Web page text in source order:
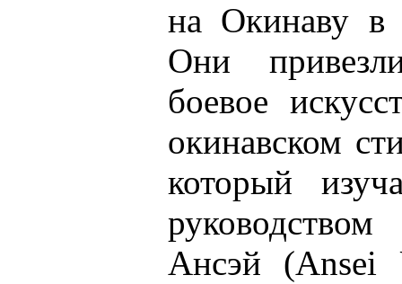
на Окинаву в
Они
боевое
окинавском
который
Ансэй (Ansei